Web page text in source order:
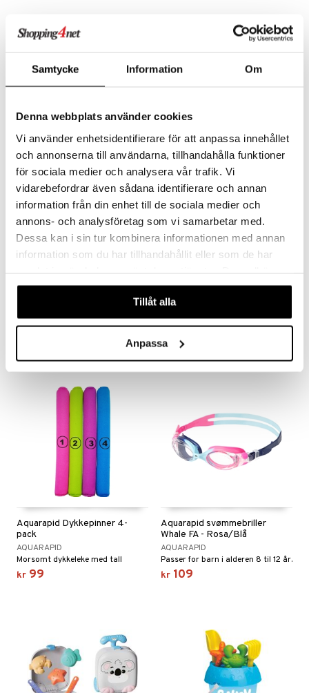
Samtycke Information Om
Denna webbplats använder cookies
Vi använder enhetsidentifierare för att anpassa innehållet
och annonserna till användarna, tillhandahålla funktioner
för sociala medier och analysera vår trafik. Vi
vidarebefordrar även sådana identifierare och annan
information från din enhet till de sociala medier och
annons- och analysföretag som vi samarbetar med.
Dessa kan i sin tur kombinera informationen med annan
information som du har tillhandahållit eller som de har
våra cookies vid fortsatt användande av vår webbplats.
Tillåt alla
Anpassa
Cupcakeformer med Lokk
4 cupcakeformar med lokk og skje til sandboksen.
kr 55
Iskremformer & Iskremskje
Finnes i flere varianter
De søte hale-ballene synker til bunnen!
kr 119
INTEX
Ha en morsom og utfordrende dag i vannet med INTEX Undervannsringer Fisk.
129
Aquarapid Dykkepinner 4-
pack
AQUARAPID
Morsomt dykkeleke med tall
kr 99
Aquarapid svømmebriller
Whale FA - Rosa/Blå
AQUARAPID
Passer for barn i alderen 8 til 12 år.
kr 109